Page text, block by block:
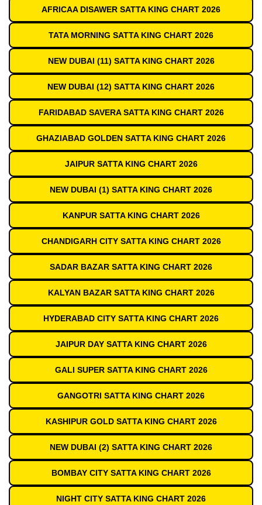
AFRICAA DISAWER SATTA KING CHART 2026
TATA MORNING SATTA KING CHART 2026
NEW DUBAI (11) SATTA KING CHART 2026
NEW DUBAI (12) SATTA KING CHART 2026
FARIDABAD SAVERA SATTA KING CHART 2026
GHAZIABAD GOLDEN SATTA KING CHART 2026
JAIPUR SATTA KING CHART 2026
NEW DUBAI (1) SATTA KING CHART 2026
KANPUR SATTA KING CHART 2026
CHANDIGARH CITY SATTA KING CHART 2026
SADAR BAZAR SATTA KING CHART 2026
KALYAN BAZAR SATTA KING CHART 2026
HYDERABAD CITY SATTA KING CHART 2026
JAIPUR DAY SATTA KING CHART 2026
GALI SUPER SATTA KING CHART 2026
GANGOTRI SATTA KING CHART 2026
KASHIPUR GOLD SATTA KING CHART 2026
NEW DUBAI (2) SATTA KING CHART 2026
BOMBAY CITY SATTA KING CHART 2026
NIGHT CITY SATTA KING CHART 2026